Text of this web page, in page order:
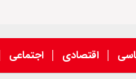
اقتصادی اجتماعی